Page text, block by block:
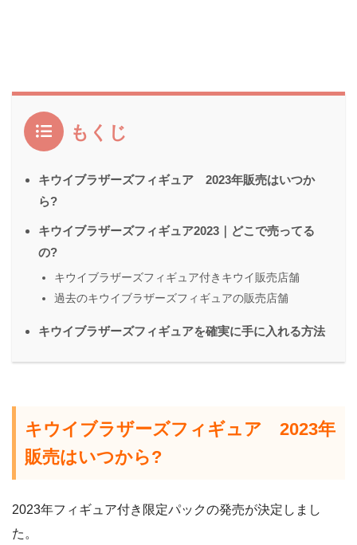
もくじ
キウイブラザーズフィギュア 2023年販売はいつか
ら?
キウイブラザーズフィギュア2023｜どこで売ってる
の?
キウイブラザーズフィギュア付きキウイ販売店舗
過去のキウイブラザーズフィギュアの販売店舗
キウイブラザーズフィギュアを確実に手に入れる方法
キウイブラザーズフィギュア 2023年
販売はいつから?
2023年フィギュア付き限定パックの発売が決定しまし
た。